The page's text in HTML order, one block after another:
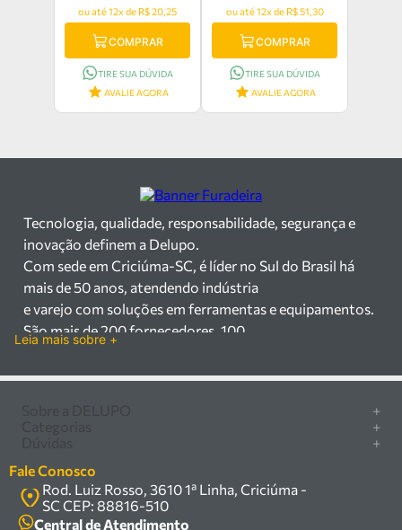
ou até 12x de R$ 20,25
COMPRAR
TIRE SUA DÚVIDA
AVALIE AGORA
ou até 12x de R$ 51,30
COMPRAR
TIRE SUA DÚVIDA
AVALIE AGORA
Tecnologia, qualidade, responsabilidade, segurança e
inovação definem a Delupo.
Com sede em Criciúma-SC, é líder no Sul do Brasil há
mais de 50 anos, atendendo indústria
e varejo com soluções em ferramentas e equipamentos.
São mais de 200 fornecedores, 100
vendas, suporte e manutenção.
setores industrial e varejista com um amplo portfólio de
produtos à pronta entrega.
Trabalhamos com mais de 200 fornecedores parceiros e
Leia mais sobre +
+
Marcas
Política de privacidade
Política de entrega
+
Serra circular
Compressor
Caixa Organizadora
+
Como comprar
Central de ajuda
Troca, devolução e garantia
Fale Conosco
Rod. Luiz Rosso, 3610 1ª Linha, Criciúma -
SC CEP: 88816-510
Central de Atendimento